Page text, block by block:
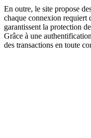
En outre, le site propose
chaque connexion requiert
garantissent la protection
Grâce à une
des transactions en toute